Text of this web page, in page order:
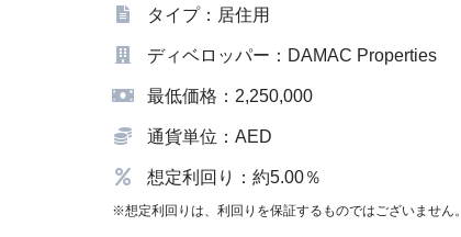
タイプ：居住用
ディベロッパー：DAMAC Properties
最低価格：2,250,000
通貨単位：AED
想定利回り：約5.00％
※想定利回りは、利回りを保証するものではございません。